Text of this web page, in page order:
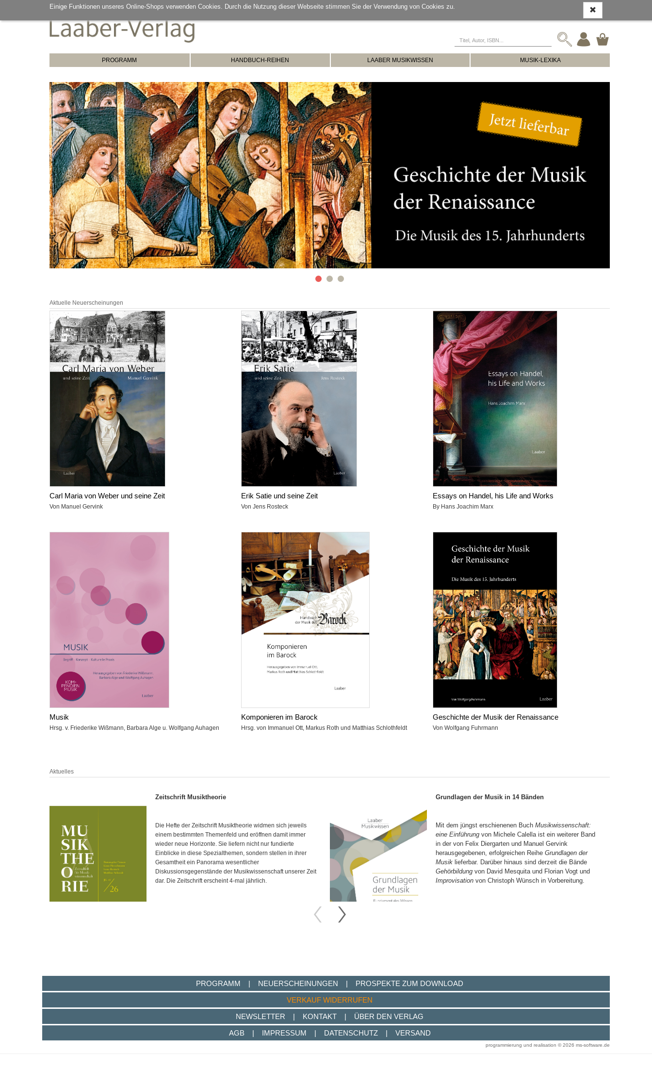
Einige Funktionen unseres Online-Shops verwenden Cookies. Durch die Nutzung dieser Webseite stimmen Sie der Verwendung von Cookies zu.
PROGRAMM HANDBUCH-REIHEN LAABER MUSIKWISSEN MUSIK-LEXIKA
Aktuelle Neuerscheinungen
Carl Maria von Weber und seine Zeit
Von Manuel Gervink
Erik Satie und seine Zeit
Von Jens Rosteck
Essays on Handel, his Life and Works
By Hans Joachim Marx
Musik
Hrsg. v. Friederike Wißmann, Barbara Alge u. Wolfgang Auhagen
Komponieren im Barock
Hrsg. von Immanuel Ott, Markus Roth und Matthias Schlothfeldt
Geschichte der Musik der Renaissance
Von Wolfgang Fuhrmann
Aktuelles
Zeitschrift Musiktheorie
Die Hefte der Zeitschrift Musiktheorie widmen sich jeweils
einem bestimmten Themenfeld und eröffnen damit immer
wieder neue Horizonte. Sie liefern nicht nur fundierte
Einblicke in diese Spezialthemen, sondern stellen in ihrer
Gesamtheit ein Panorama wesentlicher
Diskussionsgegenstände der Musikwissenschaft unserer Zeit
dar. Die Zeitschrift erscheint 4-mal jährlich.
Grundlagen der Musik in 14 Bänden
Mit dem jüngst erschienenen Buch Musikwissenschaft:
eine Einführung von Michele Calella ist ein weiterer Band
in der von Felix Diergarten und Manuel Gervink
herausgegebenen, erfolgreichen Reihe Grundlagen der
Musik lieferbar. Darüber hinaus sind derzeit die Bände
Gehörbildung von David Mesquita und Florian Vogt und
Improvisation von Christoph Wünsch in Vorbereitung.
PROGRAMM | NEUERSCHEINUNGEN |
PROSPEKTE ZUM DOWNLOAD
VERKAUF WIDERRUFEN
NEWSLETTER
| KONTAKT |
ÜBER DEN VERLAG
AGB
| IMPRESSUM | DATENSCHUTZ | VERSAND
programmierung und realisation © 2026 ms-software.de